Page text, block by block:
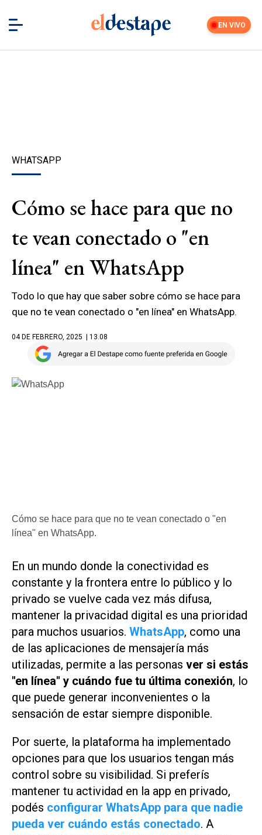
EN VIVO
WHATSAPP
Cómo se hace para que no
te vean conectado o "en
línea" en WhatsApp
Todo lo que hay que saber sobre cómo se hace para
que no te vean conectado o "en línea" en WhatsApp.
04 DE FEBRERO, 2025 | 13.08
Cómo se hace para que no te vean conectado o "en
línea" en WhatsApp.
En un mundo donde la conectividad es
constante y la frontera entre lo público y lo
privado se vuelve cada vez más difusa,
mantener la privacidad digital es una prioridad
para muchos usuarios. WhatsApp, como una
de las aplicaciones de mensajería más
utilizadas, permite a las personas ver si estás
"en línea" y cuándo fue tu última conexión, lo
que puede generar inconvenientes o la
sensación de estar siempre disponible.
Por suerte, la plataforma ha implementado
opciones para que los usuarios tengan más
control sobre su visibilidad. Si preferís
mantener tu actividad en la app en privado,
podés configurar WhatsApp para que nadie
pueda ver cuándo estás conectado. A